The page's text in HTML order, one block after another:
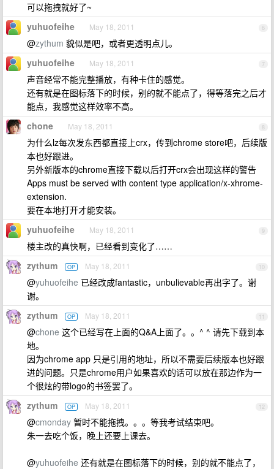
可以拖拽就好了~
6
yuhuofeihe May 18, 2011
@zythum 貌似是吧，或者更透明点儿。
7
yuhuofeihe May 18, 2011
声音经常不能完整播放，有种卡住的感觉。
还有就是在图标落下的时候，别的就不能点了，得等落完之后才
能点，我感觉这样效率不高。
8
chone May 18, 2011
为什么lz每次发东西都直接上crx，传到chrome store吧，后续版
本也好跟进。
另外新版本的chrome直接下载以后打开crx会出现这样的警告
Apps must be served with content type application/x-xhrome-
extension.
要在本地打开才能安装。
9
yuhuofeihe May 18, 2011
楼主改的真快啊，已经看到变化了……
10
zythum OP May 18, 2011
@yuhuofeihe 已经改成fantastic，unbulievable再出字了。谢
谢。
11
zythum OP May 18, 2011
@chone 这个已经写在上面的Q&A上面了。。^ ^ 请先下载到本
地。
因为chrome app 只是引用的地址，所以不需要后续版本也好跟
进的问题。只是chrome用户如果喜欢的话可以放在那边作为一
个很炫的带logo的书签罢了。
12
zythum OP May 18, 2011
@cmonday 暂时不能拖拽。。。等我考试结束吧。
朱一去吃个饭，晚上还要上课去。
@yuhuofeihe 还有就是在图标落下的时候，别的就不能点了，